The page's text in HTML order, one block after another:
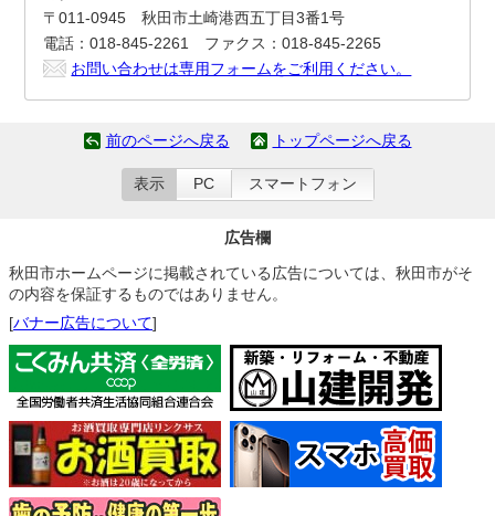
〒011-0945 秋田市土崎港西五丁目3番1号
電話：018-845-2261 ファクス：018-845-2265
お問い合わせは専用フォームをご利用ください。
前のページへ戻る トップページへ戻る
表示 PC スマートフォン
広告欄
秋田市ホームページに掲載されている広告については、秋田市がそ
の内容を保証するものではありません。
[バナー広告について]